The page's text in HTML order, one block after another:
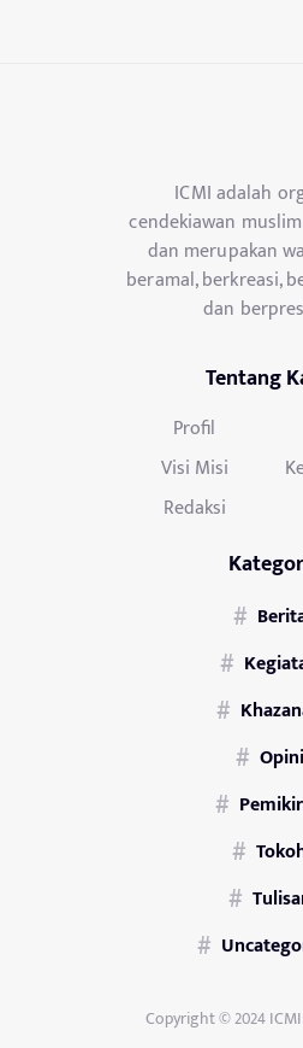
ICMI adalah
cendekiawan
dan merupakan
beramal, berkreasi,
dan
Tentang
Profil
Visi Misi
Redaksi
Opini
Copyright © 2024